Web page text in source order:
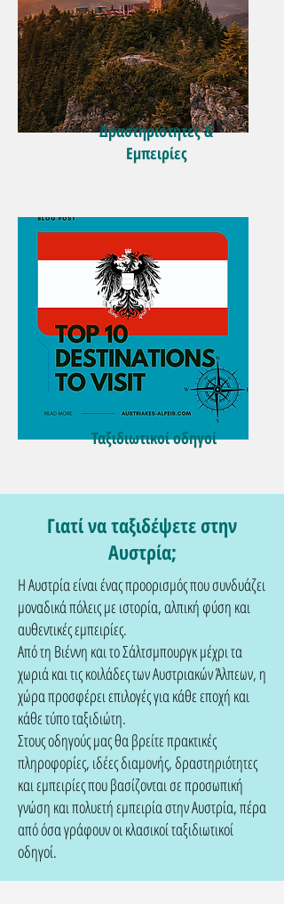
Δραστηριότητες &
Εμπειρίες
Ταξιδιωτικοί οδηγοί
Γιατί να ταξιδέψετε στην
Αυστρία;
Η Αυστρία είναι ένας προορισμός που συνδυάζει
μοναδικά πόλεις με ιστορία, αλπική φύση και
αυθεντικές εμπειρίες.
Από τη Βιέννη και το Σάλτσμπουργκ μέχρι τα
χωριά και τις κοιλάδες των Αυστριακών Άλπεων, η
χώρα προσφέρει επιλογές για κάθε εποχή και
κάθε τύπο ταξιδιώτη.
Στους οδηγούς μας θα βρείτε πρακτικές
πληροφορίες, ιδέες διαμονής, δραστηριότητες
και εμπειρίες που βασίζονται σε προσωπική
γνώση και πολυετή εμπειρία στην Αυστρία, πέρα
από όσα γράφουν οι κλασικοί ταξιδιωτικοί
οδηγοί.